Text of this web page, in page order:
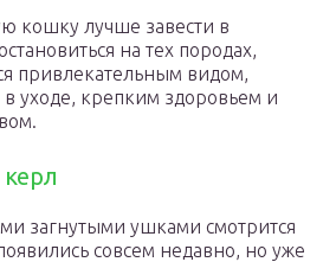
кошку лучше завести в
на тех породах,
привлекательным видом,
уходе, крепким здоровьем и
загнутыми ушками смотрится
совсем недавно, но уже